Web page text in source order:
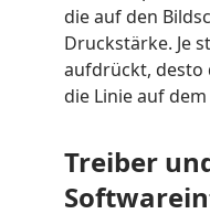
die auf den
Druckstärke. Je
aufdrückt, desto
die Linie auf
Treiber